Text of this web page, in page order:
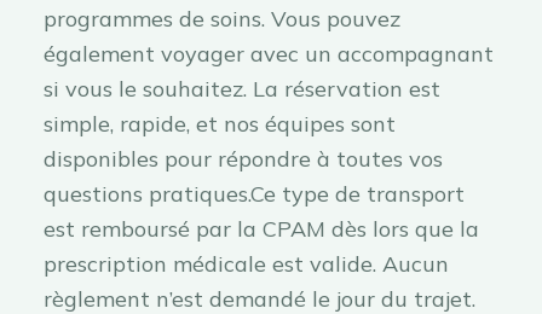
programmes de soins. Vous pouvez
également voyager avec un accompagnant
si vous le souhaitez. La réservation est
simple, rapide, et nos équipes sont
disponibles pour répondre à toutes vos
questions pratiques.Ce type de transport
est remboursé par la CPAM dès lors que la
prescription médicale est valide. Aucun
règlement n’est demandé le jour du trajet.